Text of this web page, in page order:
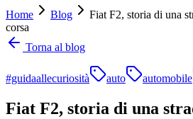
Home Blog
Fiat F2, storia di una
corsa
Torna al blog
#guidaallecuriosità auto automobile
Fiat F2, storia di una